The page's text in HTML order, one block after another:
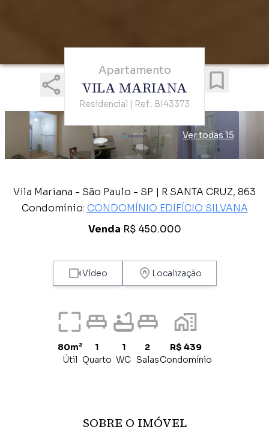
Apartamento
VILA MARIANA
Residencial | Ref.: BI43373
Ver todas 15
Vila Mariana - São Paulo - SP | R SANTA CRUZ, 863
Condomínio: CONDOMÍNIO EDIFÍCIO SILVANA
Venda R$ 450.000
Vídeo Localização
80m²
Útil
1
Quarto
1
WC
2
Salas
R$ 439
Condomínio
SOBRE O IMÓVEL